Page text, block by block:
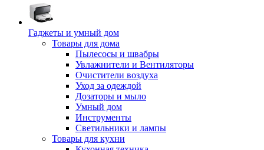
Гаджеты и умный дом
Товары для дома
Пылесосы и швабры
Увлажнители и Вентиляторы
Очистители воздуха
Уход за одеждой
Дозаторы и мыло
Умный дом
Инструменты
Светильники и лампы
Товары для кухни